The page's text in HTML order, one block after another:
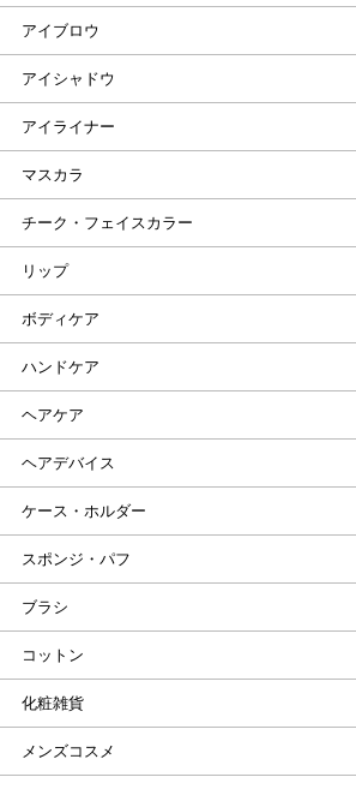
アイブロウ
アイシャドウ
アイライナー
マスカラ
チーク・フェイスカラー
リップ
ボディケア
ハンドケア
ヘアケア
ヘアデバイス
ケース・ホルダー
スポンジ・パフ
ブラシ
コットン
化粧雑貨
メンズコスメ